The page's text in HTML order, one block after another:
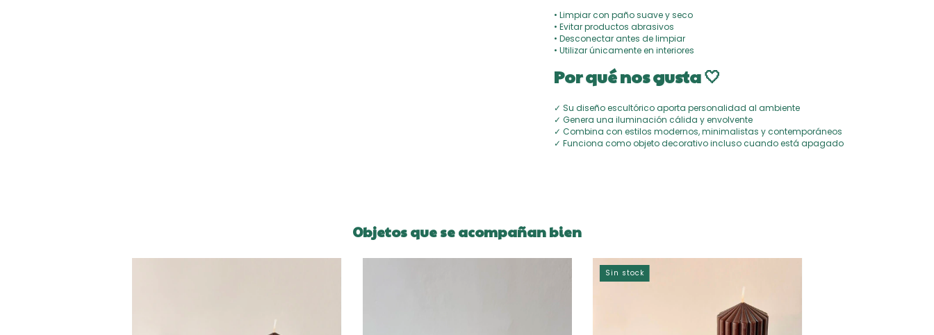
• Limpiar con paño suave y seco
• Evitar productos abrasivos
• Desconectar antes de limpiar
• Utilizar únicamente en interiores
Por qué nos gusta 🤍
✓ Su diseño escultórico aporta personalidad al ambiente
✓ Genera una iluminación cálida y envolvente
✓ Combina con estilos modernos, minimalistas y contemporáneos
✓ Funciona como objeto decorativo incluso cuando está apagado
Objetos que se acompañan bien
Sin stock